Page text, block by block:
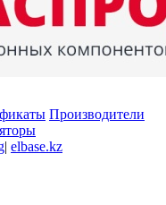
Производители
| elbase.kz